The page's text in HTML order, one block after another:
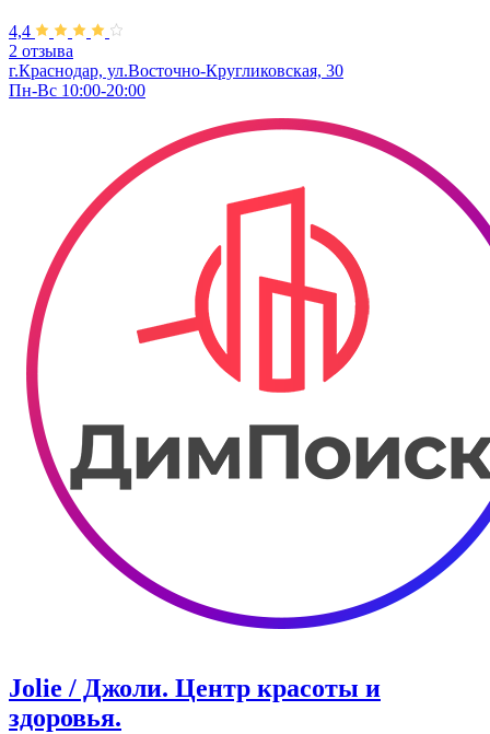
4,4
2 отзыва
г.Краснодар, ул.Восточно-Кругликовская, 30
Пн-Вс 10:00-20:00
Jolie / Джоли. Центр красоты и
здоровья.